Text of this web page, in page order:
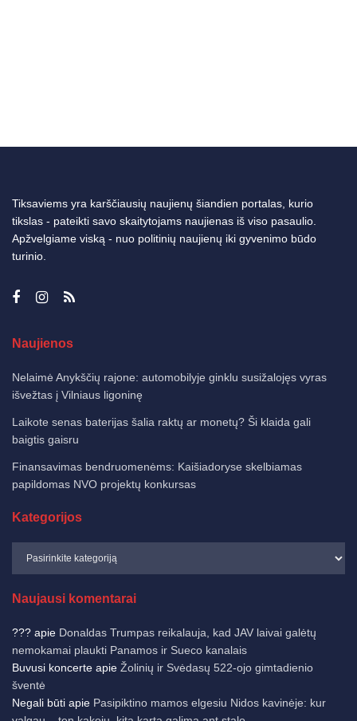
Tiksaviems yra karščiausių naujienų šiandien portalas, kurio
tikslas - pateikti savo skaitytojams naujienas iš viso pasaulio.
Apžvelgiame viską - nuo politinių naujienų iki gyvenimo būdo
turinio.
Naujienos
Nelaimė Anykščių rajone: automobilyje ginklu susižalojęs vyras
išvežtas į Vilniaus ligoninę
Laikote senas baterijas šalia raktų ar monetų? Ši klaida gali
baigtis gaisru
Finansavimas bendruomenėms: Kaišiadoryse skelbiamas
papildomas NVO projektų konkursas
Kategorijos
Naujausi komentarai
??? apie Donaldas Trumpas reikalauja, kad JAV laivai galėtų
nemokamai plaukti Panamos ir Sueco kanalais
Buvusi koncerte apie Žolinių ir Svėdasų 522-ojo gimtadienio
šventė
Negali būti apie Pasipiktino mamos elgesiu Nidos kavinėje: kur